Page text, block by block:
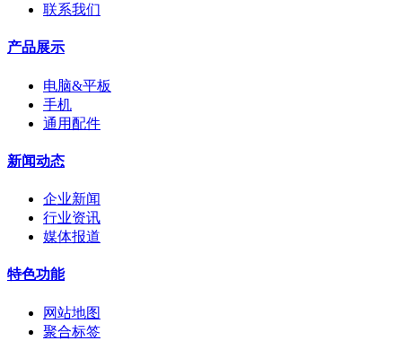
联系我们
产品展示
电脑&平板
手机
通用配件
新闻动态
企业新闻
行业资讯
媒体报道
特色功能
网站地图
聚合标签